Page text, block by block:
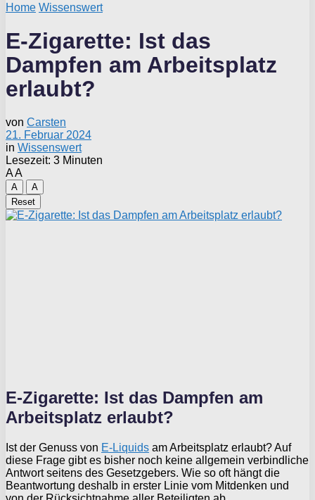
Home Wissenswert
E-Zigarette: Ist das
Dampfen am Arbeitsplatz
erlaubt?
von Carsten
21. Februar 2024
in Wissenswert
Lesezeit: 3 Minuten
AA
A
A
Reset
E-Zigarette: Ist das Dampfen am
Arbeitsplatz erlaubt?
Ist der Genuss von E-Liquids am Arbeitsplatz erlaubt? Auf
diese Frage gibt es bisher noch keine allgemein verbindliche
Antwort seitens des Gesetzgebers. Wie so oft hängt die
Beantwortung deshalb in erster Linie vom Mitdenken und